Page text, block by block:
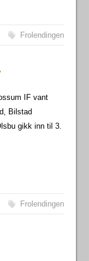
Frolendingen
IF vant
Bilstad
gikk inn til 3.
Frolendingen